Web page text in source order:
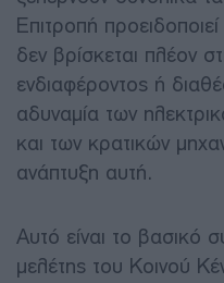
Επιτροπή
δεν βρίσκεται πλέον
ενδιαφέροντος ή
αδυναμία των
και των κρατικών
ανάπτυξη αυτή.
Αυτό είναι το βασικό
μελέτης του Κοινού